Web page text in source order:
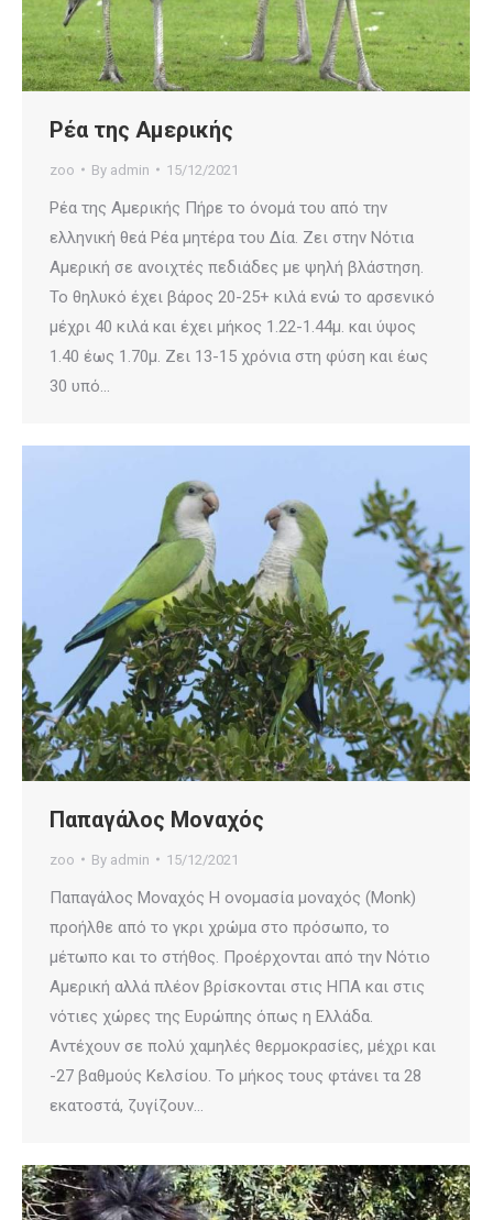
Ρέα της Αμερικής
zoo By admin 15/12/2021
Ρέα της Αμερικής Πήρε το όνομά του από την
ελληνική θεά Ρέα μητέρα του Δία. Ζει στην Νότια
Αμερική σε ανοιχτές πεδιάδες με ψηλή βλάστηση.
Το θηλυκό έχει βάρος 20-25+ κιλά ενώ το αρσενικό
μέχρι 40 κιλά και έχει μήκος 1.22-1.44μ. και ύψος
1.40 έως 1.70μ. Ζει 13-15 χρόνια στη φύση και έως
30 υπό…
Παπαγάλος Μοναχός
zoo By admin 15/12/2021
Παπαγάλος Μοναχός Η ονομασία μοναχός (Monk)
προήλθε από το γκρι χρώμα στο πρόσωπο, το
μέτωπο και το στήθος. Προέρχονται από την Νότιο
Αμερική αλλά πλέον βρίσκονται στις ΗΠΑ και στις
νότιες χώρες της Ευρώπης όπως η Ελλάδα.
Αντέχουν σε πολύ χαμηλές θερμοκρασίες, μέχρι και
-27 βαθμούς Κελσίου. Το μήκος τους φτάνει τα 28
εκατοστά, ζυγίζουν…